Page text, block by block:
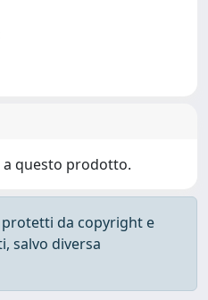
a questo prodotto.
da copyright e
salvo diversa